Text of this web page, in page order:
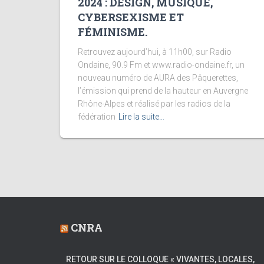
CYBERSEXISME ET
FÉMINISME.
Retrouvez aujourd’hui, à 11h00, sur Radio
Ondaine, 90.9 Fm et www.radio-ondaine.fr, un
nouveau numéro de AURA des Pâquerettes,
l’émission qui prend de la hauteur en Auvergne
Rhône-Alpes et réalisé par les radios de la
fédération
Lire la suite…
CNRA
RETOUR SUR LE COLLOQUE « VIVANTES, LOCALES,